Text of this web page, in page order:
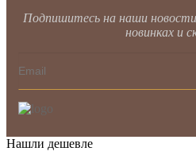
Подпишитесь на наши
новинках и
Нашли дешевле